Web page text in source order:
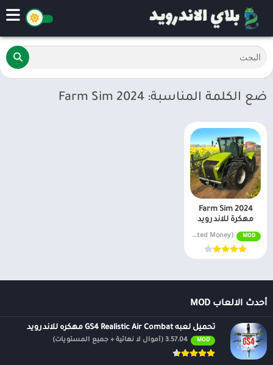
ضع الكلمة المناسبة: Farm Sim 2024
Farm Sim 2024
مهكرة للاندرويد
MOD
v0.0.0.19 MOD APK (Unlimited Money)
أحدث الالعاب MOD
تحميل لعبه GS4 Realistic Air Combat مهكره للاندرويد
MOD 3.57.04 (أموال لا نهائية + جميع المستويات)